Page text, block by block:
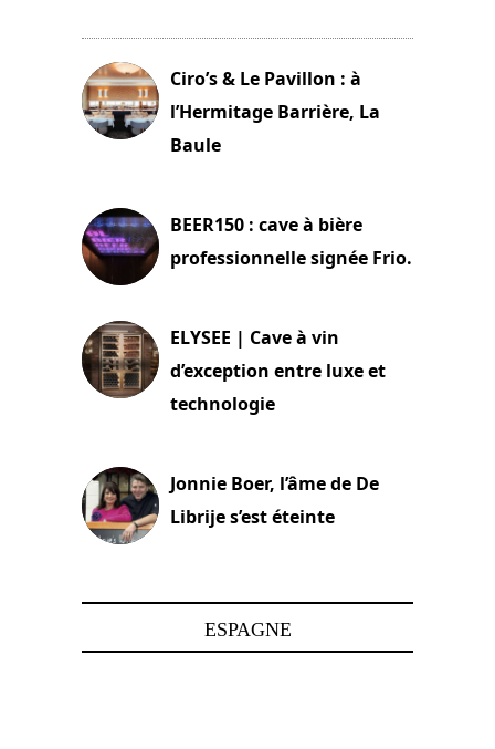
Ciro’s & Le Pavillon : à
l’Hermitage Barrière, La
Baule
BEER150 : cave à bière
professionnelle signée Frio.
ELYSEE | Cave à vin
d’exception entre luxe et
technologie
Jonnie Boer, l’âme de De
Librije s’est éteinte
ESPAGNE